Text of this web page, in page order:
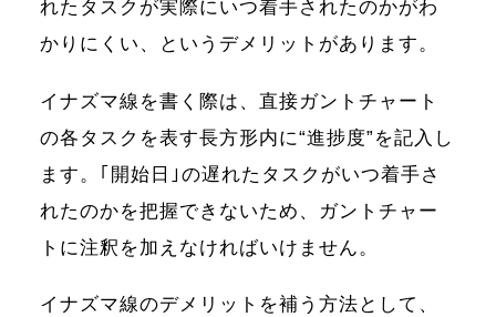
れたタスクが実際にいつ着手されたのかがわ
かりにくい、というデメリットがあります。
イナズマ線を書く際は、直接ガントチャート
の各タスクを表す長方形内に“進捗度”を記入し
ます。｢開始日｣の遅れたタスクがいつ着手さ
れたのかを把握できないため、ガントチャー
トに注釈を加えなければいけません。
イナズマ線のデメリットを補う方法として、